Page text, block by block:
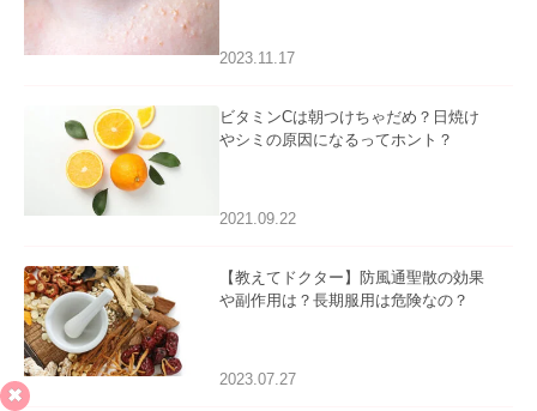
2023.11.17
ビタミンCは朝つけちゃだめ？日焼け
やシミの原因になるってホント？
2021.09.22
【教えてドクター】防風通聖散の効果
や副作用は？長期服用は危険なの？
2023.07.27